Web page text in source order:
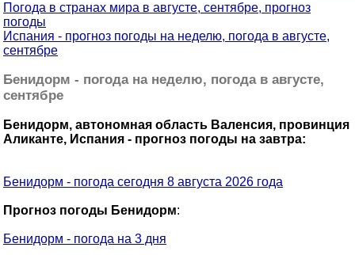
Погода в странах мира в августе, сентябре, прогноз
погоды
Испания - прогноз погоды на неделю, погода в августе,
сентябре
Бенидорм - погода на неделю, погода в августе,
сентябре
Бенидорм, автономная область Валенсия, провинция
Аликанте, Испания - прогноз погоды на завтра:
Бенидорм - погода сегодня 8 августа 2026 года
Прогноз погоды Бенидорм:
Бенидорм - погода на 3 дня